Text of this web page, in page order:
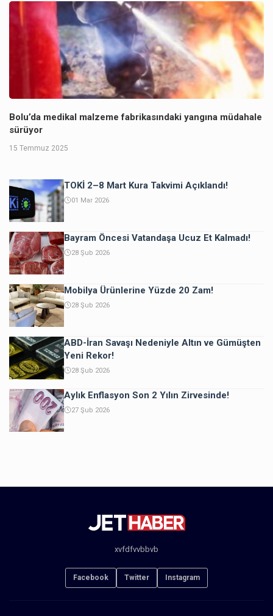
Bolu’da medikal malzeme fabrikasındaki yangına müdahale
sürüyor
15 Temmuz 2025
TOKİ 2–8 Mart Kura Takvimi Açıklandı!
01 Mar 2026
Bayram Öncesi Vatandaşa Ucuz Et Kalmadı!
28 Şub 2026
Mobilya Ürünlerine Yüzde 20 Zam!
28 Şub 2026
ABD-İran Savaşı Nedeniyle Altın ve Gümüşten
Yeni Rekor!
28 Şub 2026
Aylık Enflasyon Son 2 Yılın Zirvesinde!
27 Şub 2026
xvfdfvvbbvb
Facebook Twitter Instagram